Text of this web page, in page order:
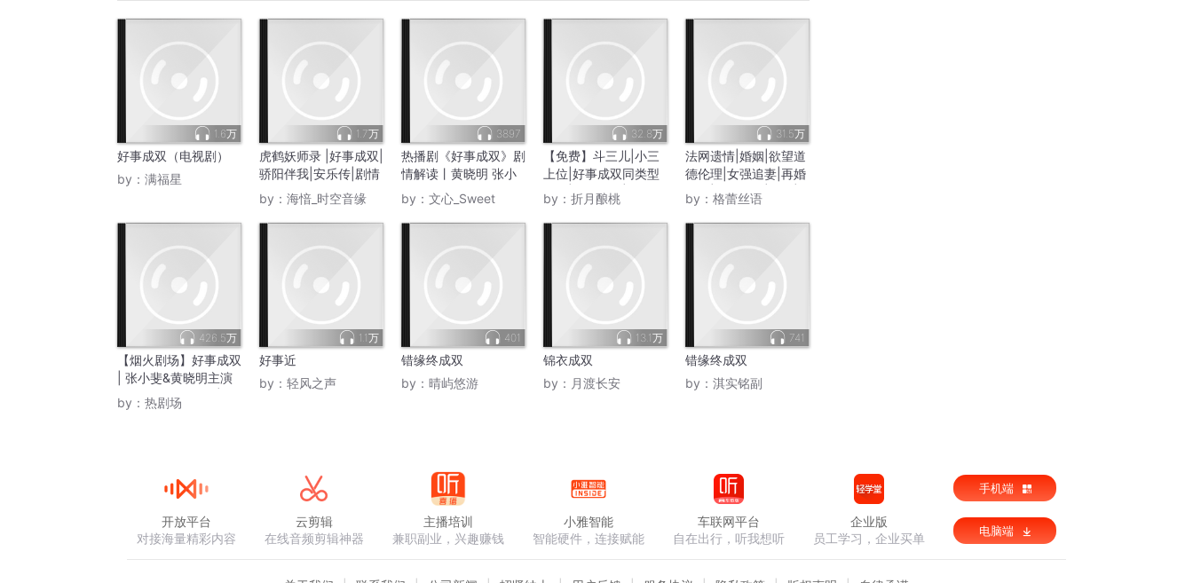
1.6万
好事成双（电视剧）
by： 满福星
1.7万
虎鹤妖师录 |好事成双|
骄阳伴我|安乐传|剧情
解说
by： 海愔_时空音缘
3897
热播剧《好事成双》剧
情解读丨黄晓明 张小
斐 张嘉倪
by： 文心_Sweet
32.8万
【免费】斗三儿|小三
上位|好事成双同类型
题材|爱上已婚|0次和
无数次|AI多播
by： 折月酿桃
31.5万
法网遗情|婚姻|欲望道
德伦理|女强追妻|再婚
虐恋|卧底刑侦|缉毒|
好事成双双喜
by： 格蕾丝语
426.5万
【烟火剧场】好事成双
| 张小斐&黄晓明主演
影视原著《双喜》| 婚
姻两性情感｜女生必追
by： 热剧场
1.1万
好事近
by： 轻风之声
401
错缘终成双
by： 晴屿悠游
13.1万
锦衣成双
by： 月渡长安
741
错缘终成双
by： 淇实铭副
开放平台
对接海量精彩内容
云剪辑
在线音频剪辑神器
主播培训
兼职副业，兴趣赚钱
小雅智能
智能硬件，连接赋能
车联网平台
自在出行，听我想听
企业版
员工学习，企业买单
手机端
电脑端